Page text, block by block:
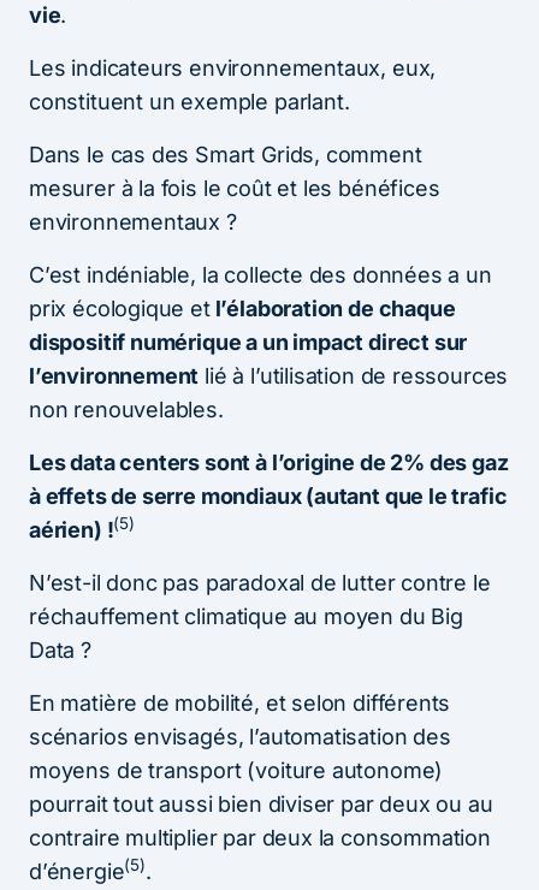
vie.
Les indicateurs environnementaux, eux,
constituent un exemple parlant.
Dans le cas des Smart Grids, comment
mesurer à la fois le coût et les bénéfices
environnementaux ?
C’est indéniable, la collecte des données a un
prix écologique etl’élaboration de chaque
dispositif numérique a un impact direct sur
l’environnement lié à l’utilisation de ressources
non renouvelables.
Les data centers sont à l’origine de 2% des gaz
à effets de serre mondiaux (autant que le trafic
aérien) !(5)
N’est-il donc pas paradoxal de lutter contre le
réchauffement climatique au moyen du Big
Data ?
En matière de mobilité, et selon différents
scénarios envisagés, l’automatisation des
moyens de transport (voiture autonome)
pourrait tout aussi bien diviser par deux ou au
contraire multiplier par deux la consommation
d’énergie(5).